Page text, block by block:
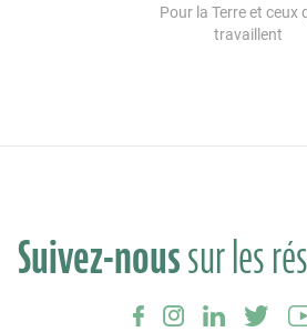
Pour la Terre et ceux
travaillent
Suivez-noussur les